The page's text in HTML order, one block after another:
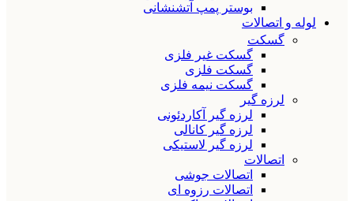
بوستر پمپ آتشنشانی
لوله و اتصالات
گسکت
گسکت غیر فلزی
گسکت فلزی
گسکت نیمه فلزی
لرزه گیر
لرزه گیر آکاردئونی
لرزه گیر کانالی
لرزه گیر لاستیکی
اتصالات
اتصالات جوشی
اتصالات رزوه ای